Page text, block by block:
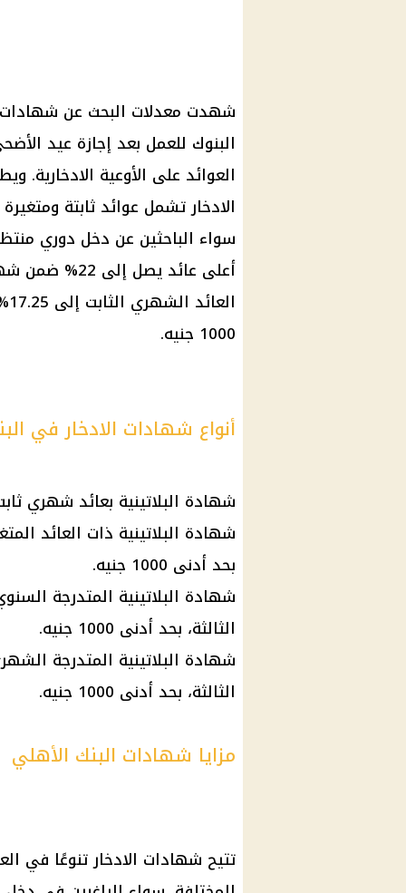
شهدت معدلات البحث عن شهادات
البنوك للعمل بعد إجازة عيد
العوائد على الأوعية
الادخار تشمل عوائد ثابتة
سواء الباحثين عن دخل دوري
أعلى عائد
1000 جنيه.
أنواع شهادات الادخار في
شهادة البلاتينية بعائد شهري ثابت: 17.25% لمدة 3 سنوات، بحد أدنى
بحد أدنى 1000 جنيه.
الثالثة، بحد أدنى 1000 جنيه.
الثالثة، بحد أدنى 1000 جنيه.
مزايا شهادات البنك الأهلي
تتيح شهادات الادخار تنوعًا في